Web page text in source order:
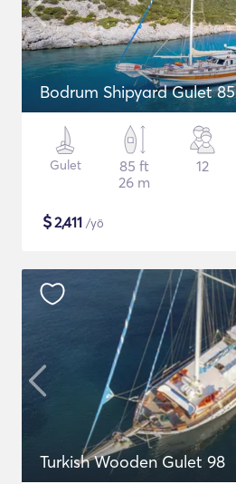
Bodrum Shipyard Gulet 85
Gulet
85 ft
26 m
12
$2,411 /yö
Turkish Wooden Gulet 98